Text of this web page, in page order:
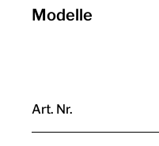
Modelle
Art. Nr.